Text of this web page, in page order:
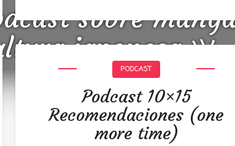
sobre
japonesa ツ
PODCAST
Podcast 10×15
Recomendaciones (one
more time)